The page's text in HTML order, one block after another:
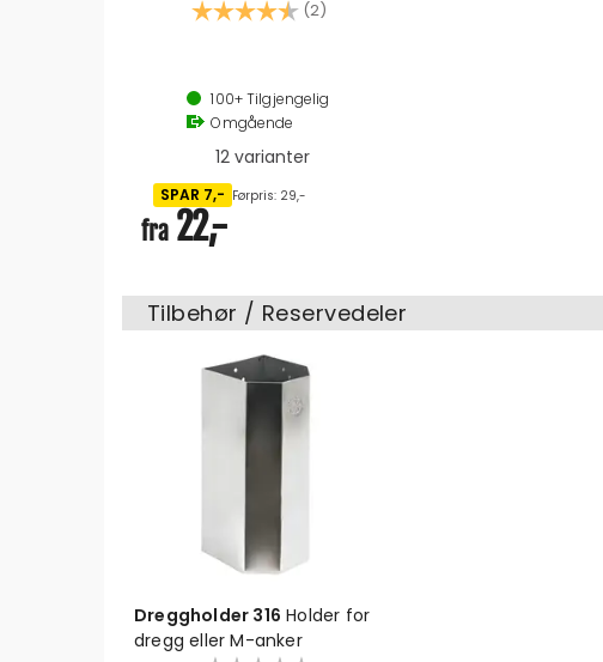
Karakter:
(2)
6 - 25 mm
100+Tilgjengelig
Omgående
12 varianter
fra 22,-
SPAR 7,- Førpris: 29,-
Tilbehør / Reservedeler
Dreggholder 316 Holder for
dregg eller M-anker